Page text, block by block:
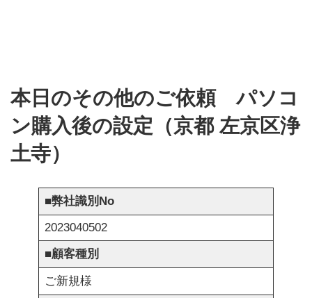
本日のその他のご依頼 パソコ
ン購入後の設定（京都 左京区浄
土寺）
■弊社識別No
2023040502
■顧客種別
ご新規様